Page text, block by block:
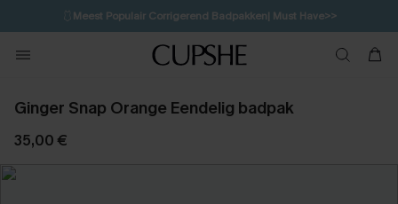
🩱Meest Populair Corrigerend Badpakken| Must Have>>
💌Abonneer je & ontvang tot 15% korting>>
Koop 3, krijg 15% korting | CODE: SW15 1D:12H:55M:18S
Ginger Snap Orange Eendelig badpak
35,00 €